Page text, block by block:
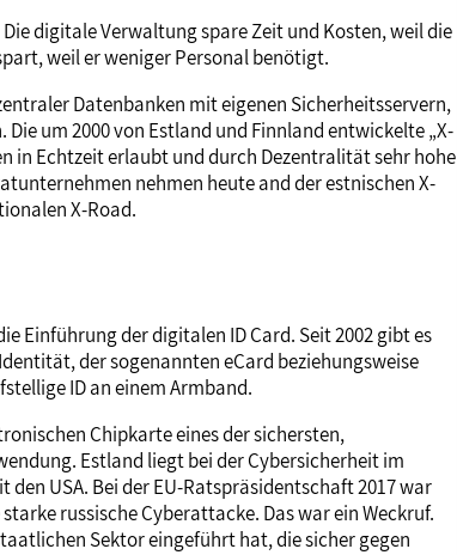
digitale Verwaltung spare Zeit und Kosten, weil die
weil er weniger Personal benötigt.
Datenbanken mit eigenen Sicherheitsservern,
um 2000 von Estland und Finnland entwickelte „X-
in Echtzeit erlaubt und durch Dezentralität sehr hohe
nehmen heute and der estnischen X-
X-Road.
Einführung der digitalen ID Card. Seit 2002 gibt es
der sogenannten eCard beziehungsweise
ID an einem Armband.
Chipkarte eines der sichersten,
Estland liegt bei der Cybersicherheit im
USA. Bei der EU-Ratspräsidentschaft 2017 war
russische Cyberattacke. Das war ein Weckruf.
Sektor eingeführt hat, die sicher gegen